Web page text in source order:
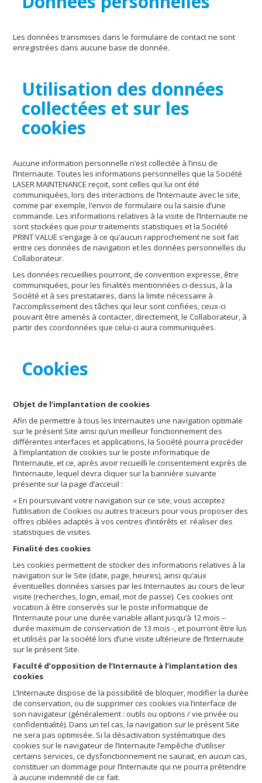
Les données transmises dans le formulaire de contact ne sont
enregistrées dans aucune base de donnée.
Utilisation des données
collectées et sur les
cookies
Aucune information personnelle n’est collectée à l’insu de
l’Internaute. Toutes les informations personnelles que la Société
LASER MAINTENANCE reçoit, sont celles qui lui ont été
communiquées, lors des interactions de l’Internaute avec le site,
comme par exemple, l’envoi de formulaire ou la saisie d’une
commande. Les informations relatives à la visite de l’Internaute ne
sont stockées que pour traitements statistiques et la Société
PRINT VALUE s’engage à ce qu’aucun rapprochement ne soit fait
entre ces données de navigation et les données personnelles du
Collaborateur.
Les données recueillies pourront, de convention expresse, être
communiquées, pour les finalités mentionnées ci-dessus, à la
Société et à ses prestataires, dans la limite nécessaire à
l’accomplissement des tâches qui leur sont confiées, ceux-ci
pouvant être amenés à contacter, directement, le Collaborateur, à
partir des coordonnées que celui-ci aura communiquées.
Cookies
Objet de l’implantation de cookies
Afin de permettre à tous les Internautes une navigation optimale
sur le présent Site ainsi qu’un meilleur fonctionnement des
différentes interfaces et applications, la Société pourra procéder
à l’implantation de cookies sur le poste informatique de
l’Internaute, et ce, après avoir recueilli le consentement exprès de
l’internaute, lequel devra cliquer sur la bannière suivante
présente sur la page d’acceuil :
« En poursuivant votre navigation sur ce site, vous acceptez
l’utilisation de Cookies ou autres traceurs pour vous proposer des
offres ciblées adaptés à vos centres d’intérêts et réaliser des
statistiques de visites.
Finalité des cookies
Les cookies permettent de stocker des informations relatives à la
navigation sur le Site (date, page, heures), ainsi qu’aux
éventuelles données saisies par les Internautes au cours de leur
visite (recherches, login, email, mot de passe). Ces cookies ont
vocation à être conservés sur le poste informatique de
l’Internaute pour une durée variable allant jusqu’à 12 mois –
durée maximum de conservation de 13 mois -, et pourront être lus
et utilisés par la société lors d’une visite ultérieure de l’Internaute
sur le présent Site.
Faculté d’opposition de l’Internaute à l’implantation des
cookies
L’Internaute dispose de la possibilité de bloquer, modifier la durée
de conservation, ou de supprimer ces cookies via l’interface de
son navigateur (généralement : outils ou options / vie privée ou
confidentialité). Dans un tel cas, la navigation sur le présent Site
ne sera pas optimisée. Si la désactivation systématique des
cookies sur le navigateur de l’Internaute l’empêche d’utiliser
certains services, ce dysfonctionnement ne saurait, en aucun cas,
constituer un dommage pour l’Internaute qui ne pourra prétendre
à aucune indemnité de ce fait.